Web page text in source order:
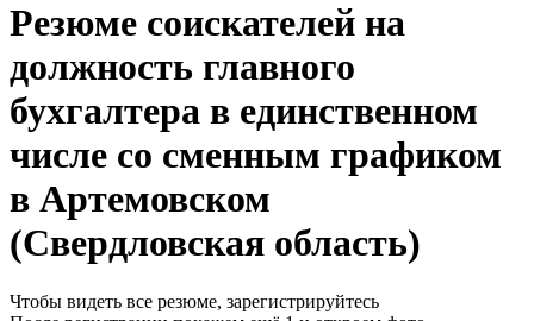
Резюме соискателей на
должность главного
бухгалтера в единственном
числе со сменным графиком
в Артемовском
(Свердловская область)
Чтобы видеть все резюме, зарегистрируйтесь